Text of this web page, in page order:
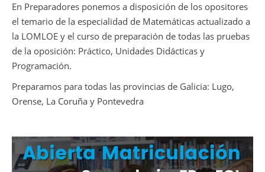
En Preparadores ponemos a disposición de los opositores
el temario de la especialidad de Matemáticas actualizado a
la LOMLOE y el curso de preparación de todas las pruebas
de la oposición: Práctico, Unidades Didácticas y
Programación.
Preparamos para todas las provincias de Galicia: Lugo,
Orense, La Coruña y Pontevedra